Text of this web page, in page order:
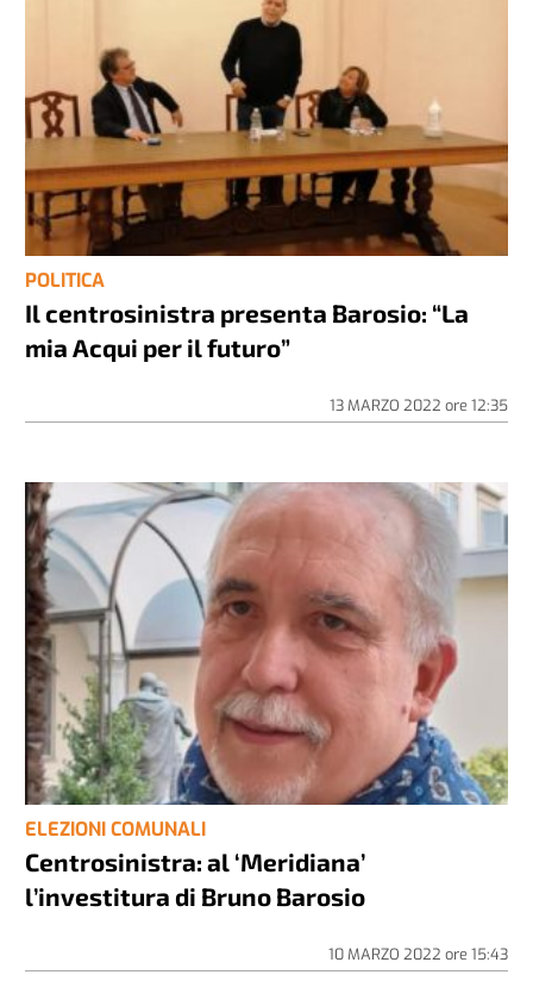
POLITICA
Il centrosinistra presenta Barosio: “La
mia Acqui per il futuro”
13 MARZO 2022 ore 12:35
ELEZIONI COMUNALI
Centrosinistra: al ‘Meridiana’
l’investitura di Bruno Barosio
10 MARZO 2022 ore 15:43